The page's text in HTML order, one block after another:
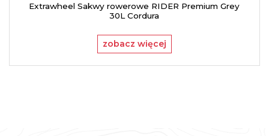
Extrawheel Sakwy rowerowe RIDER Premium Grey
30L Cordura
zobacz więcej